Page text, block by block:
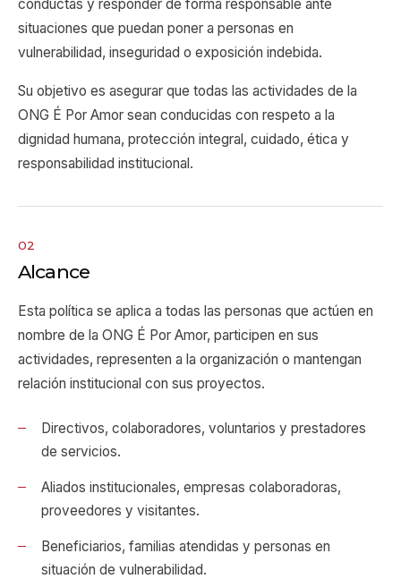
conductas y responder de forma responsable ante
situaciones que puedan poner a personas en
vulnerabilidad, inseguridad o exposición indebida.
Su objetivo es asegurar que todas las actividades de la
ONG É Por Amor sean conducidas con respeto a la
dignidad humana, protección integral, cuidado, ética y
responsabilidad institucional.
02
Alcance
Esta política se aplica a todas las personas que actúen en
nombre de la ONG É Por Amor, participen en sus
actividades, representen a la organización o mantengan
relación institucional con sus proyectos.
Directivos, colaboradores, voluntarios y prestadores
de servicios.
Aliados institucionales, empresas colaboradoras,
proveedores y visitantes.
Beneficiarios, familias atendidas y personas en
situación de vulnerabilidad.